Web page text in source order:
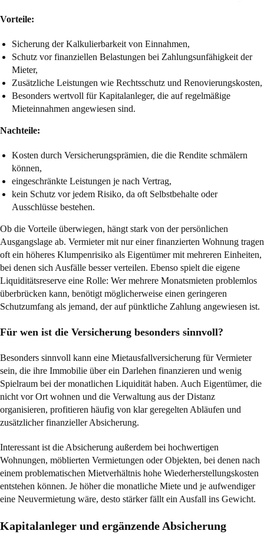
Vorteile:
Sicherung der Kalkulierbarkeit von Einnahmen,
Schutz vor finanziellen Belastungen bei Zahlungsunfähigkeit der
Mieter,
Zusätzliche Leistungen wie Rechtsschutz und Renovierungskosten,
Besonders wertvoll für Kapitalanleger, die auf regelmäßige
Mieteinnahmen angewiesen sind.
Nachteile:
Kosten durch Versicherungsprämien, die die Rendite schmälern
können,
eingeschränkte Leistungen je nach Vertrag,
kein Schutz vor jedem Risiko, da oft Selbstbehalte oder
Ausschlüsse bestehen.
Ob die Vorteile überwiegen, hängt stark von der persönlichen
Ausgangslage ab. Vermieter mit nur einer finanzierten Wohnung tragen
oft ein höheres Klumpenrisiko als Eigentümer mit mehreren Einheiten,
bei denen sich Ausfälle besser verteilen. Ebenso spielt die eigene
Liquiditätsreserve eine Rolle: Wer mehrere Monatsmieten problemlos
überbrücken kann, benötigt möglicherweise einen geringeren
Schutzumfang als jemand, der auf pünktliche Zahlung angewiesen ist.
Für wen ist die Versicherung besonders sinnvoll?
Besonders sinnvoll kann eine Mietausfallversicherung für Vermieter
sein, die ihre Immobilie über ein Darlehen finanzieren und wenig
Spielraum bei der monatlichen Liquidität haben. Auch Eigentümer, die
nicht vor Ort wohnen und die Verwaltung aus der Distanz
organisieren, profitieren häufig von klar geregelten Abläufen und
zusätzlicher finanzieller Absicherung.
Interessant ist die Absicherung außerdem bei hochwertigen
Wohnungen, möblierten Vermietungen oder Objekten, bei denen nach
einem problematischen Mietverhältnis hohe Wiederherstellungskosten
entstehen können. Je höher die monatliche Miete und je aufwendiger
eine Neuvermietung wäre, desto stärker fällt ein Ausfall ins Gewicht.
Kapitalanleger und ergänzende Absicherung